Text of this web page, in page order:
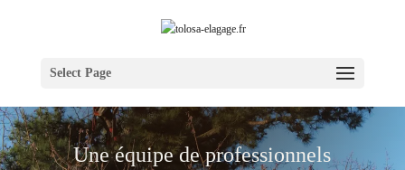
Select Page
Une équipe de professionnels